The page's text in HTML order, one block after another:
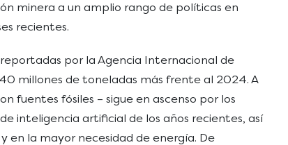
minera a un amplio rango de políticas en
recientes.
por la Agencia Internacional de
millones de toneladas más frente al 2024. A
fuentes fósiles – sigue en ascenso por los
inteligencia artificial de los años recientes, así
la mayor necesidad de energía. De